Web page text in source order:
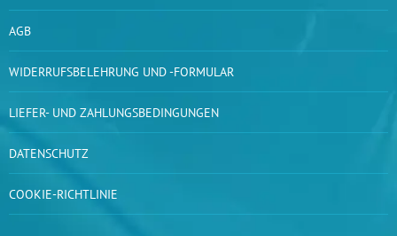
AGB
WIDERRUFSBELEHRUNG UND -FORMULAR
LIEFER- UND ZAHLUNGSBEDINGUNGEN
DATENSCHUTZ
COOKIE-RICHTLINIE